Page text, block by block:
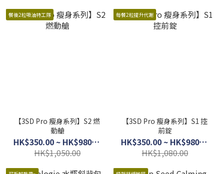
餐後2粒吸油特工隊
【3SD Pro 瘦身系列】S2 燃
動艙
HK$350.00 ~ HK$980.00
HK$1,050.00
每餐2粒提升代謝
【3SD Pro 瘦身系列】S1 控
前錠
HK$350.00 ~ HK$980.00
HK$1,080.00